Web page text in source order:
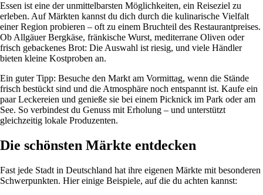
Essen ist eine der unmittelbarsten Möglichkeiten, ein Reiseziel zu
erleben. Auf Märkten kannst du dich durch die kulinarische Vielfalt
einer Region probieren – oft zu einem Bruchteil des Restaurantpreises.
Ob Allgäuer Bergkäse, fränkische Wurst, mediterrane Oliven oder
frisch gebackenes Brot: Die Auswahl ist riesig, und viele Händler
bieten kleine Kostproben an.
Ein guter Tipp: Besuche den Markt am Vormittag, wenn die Stände
frisch bestückt sind und die Atmosphäre noch entspannt ist. Kaufe ein
paar Leckereien und genieße sie bei einem Picknick im Park oder am
See. So verbindest du Genuss mit Erholung – und unterstützt
gleichzeitig lokale Produzenten.
Die schönsten Märkte entdecken
Fast jede Stadt in Deutschland hat ihre eigenen Märkte mit besonderen
Schwerpunkten. Hier einige Beispiele, auf die du achten kannst: